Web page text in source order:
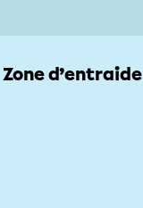
Zone d’entraide